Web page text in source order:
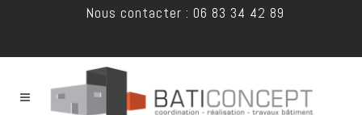
Nous contacter : 06 83 34 42 89